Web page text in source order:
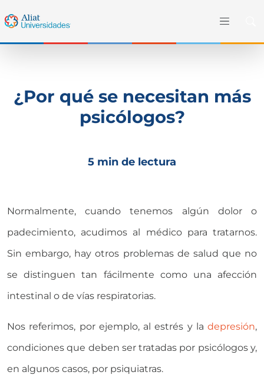
¿Por qué se necesitan más
psicólogos?
5 min de lectura
Normalmente, cuando tenemos algún dolor o
padecimiento, acudimos al médico para tratarnos.
Sin embargo, hay otros problemas de salud que no
se distinguen tan fácilmente como una afección
intestinal o de vías respiratorias.
Nos referimos, por ejemplo, al estrés y la depresión,
condiciones que deben ser tratadas por psicólogos y,
en algunos casos, por psiquiatras.